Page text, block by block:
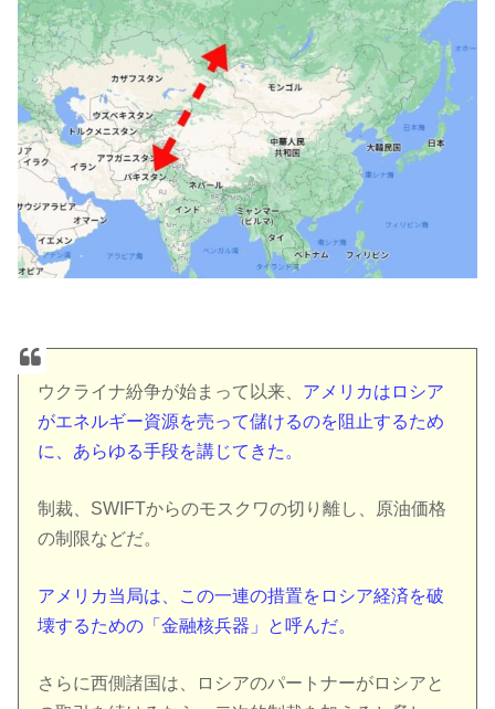
ウクライナ紛争が始まって以来、 アメリカはロシア
がエネルギー資源を売って儲けるのを阻止するため
に、あらゆる手段を講じてきた。
制裁、SWIFTからのモスクワの切り離し、原油価格
の制限などだ。
アメリカ当局は、この一連の措置をロシア経済を破
壊するための「金融核兵器」と呼んだ。
さらに西側諸国は、ロシアのパートナーがロシアと